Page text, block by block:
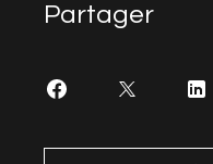
Partager